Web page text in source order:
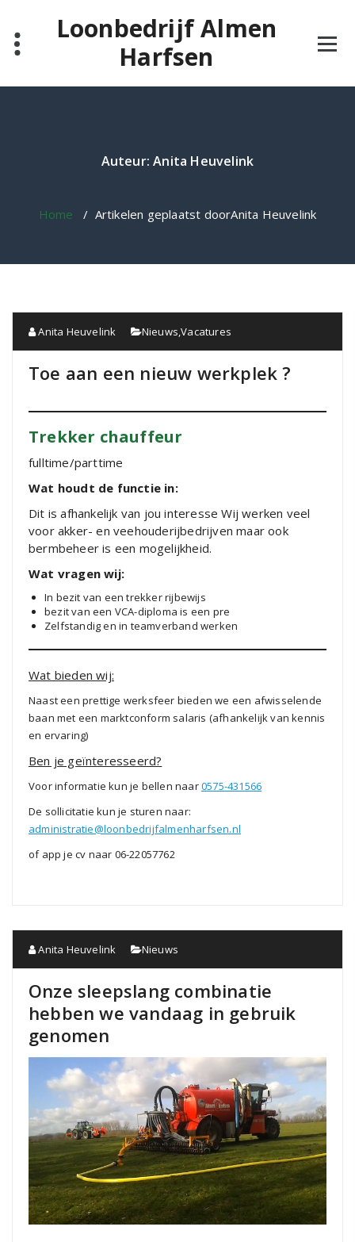
inhoud
Loonbedrijf Almen
Harfsen
Auteur: Anita Heuvelink
Home / Artikelen geplaatst doorAnita Heuvelink
Anita Heuvelink Nieuws ,Vacatures
Toe aan een nieuw werkplek ?
Trekker chauffeur
fulltime/parttime
Wat houdt de functie in:
Dit is afhankelijk van jou interesse Wij werken veel
voor akker- en veehouderijbedrijven maar ook
bermbeheer is een mogelijkheid.
Wat vragen wij:
In bezit van een trekker rijbewijs
bezit van een VCA-diploma is een pre
Zelfstandig en in teamverband werken
Wat bieden wij:
Naast een prettige werksfeer bieden we een afwisselende
baan met een marktconform salaris (afhankelijk van kennis
en ervaring)
Ben je geïnteresseerd?
Voor informatie kun je bellen naar0575-431566
De sollicitatie kun je sturen naar:
administratie@loonbedrijfalmenharfsen.nl
of app je cv naar 06-22057762
Anita Heuvelink Nieuws
Onze sleepslang combinatie
hebben we vandaag in gebruik
genomen